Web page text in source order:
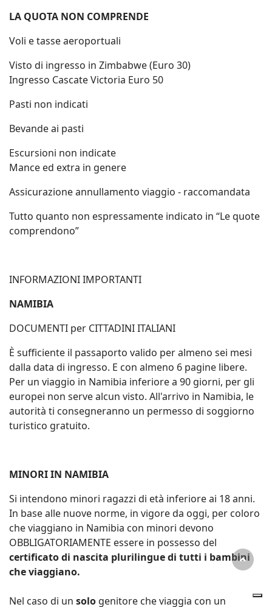
LA QUOTA NON COMPRENDE
Voli e tasse aeroportuali
Visto di ingresso in Zimbabwe (Euro 30)
Ingresso Cascate Victoria Euro 50
Pasti non indicati
Bevande ai pasti
Escursioni non indicate
Mance ed extra in genere
Assicurazione annullamento viaggio - raccomandata
Tutto quanto non espressamente indicato in “Le quote
comprendono”
INFORMAZIONI IMPORTANTI
NAMIBIA
DOCUMENTI per CITTADINI ITALIANI
È sufficiente il passaporto valido per almeno sei mesi
dalla data di ingresso. E con almeno 6 pagine libere.
Per un viaggio in Namibia inferiore a 90 giorni, per gli
europei non serve alcun visto. All'arrivo in Namibia, le
autorità ti consegneranno un permesso di soggiorno
turistico gratuito.
MINORI IN NAMIBIA
Si intendono minori ragazzi di età inferiore ai 18 anni.
In base alle nuove norme, in vigore da oggi, per coloro
che viaggiano in Namibia con minori devono
OBBLIGATORIAMENTE essere in possesso del
certificato di nascita plurilingue di tutti i bambini
che viaggiano.
Nel caso di un solo genitore che viaggia con un